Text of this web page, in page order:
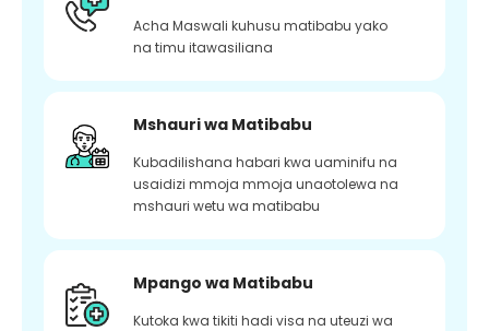
Acha Maswali kuhusu matibabu yako
na timu itawasiliana
Mshauri wa Matibabu
Kubadilishana habari kwa uaminifu na
usaidizi mmoja mmoja unaotolewa na
mshauri wetu wa matibabu
Mpango wa Matibabu
Kutoka kwa tikiti hadi visa na uteuzi wa